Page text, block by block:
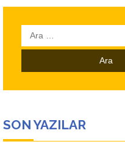
Arama:
SON YAZILAR